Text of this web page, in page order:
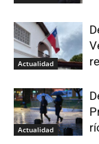
Actualidad
Actualidad